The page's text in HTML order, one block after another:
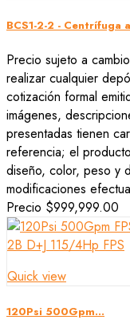
BCS1-2-2 - Centrífuga
Precio sujeto a
realizar cualquier
cotización formal
imágenes,
presentadas tienen
referencia; el
diseño, color, peso y
modificaciones
Precio $999,999.00
Quick view
120Psi 500Gpm...